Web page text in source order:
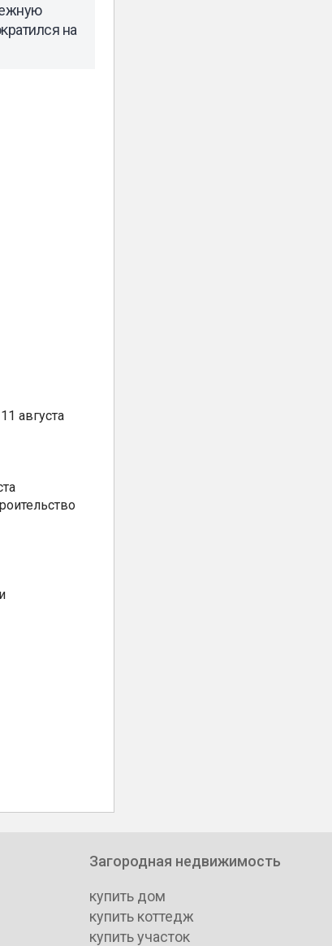
на
августа
Загородная недвижимость
купить дом
купить коттедж
купить участок